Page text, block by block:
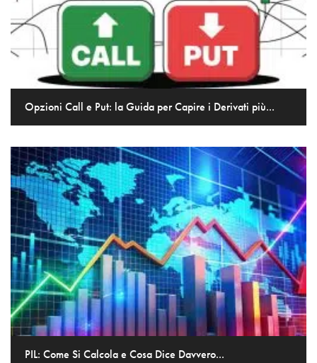
Opzioni Call e Put: la Guida per Capire i Derivati più...
PIL: Come Si Calcola e Cosa Dice Davvero...